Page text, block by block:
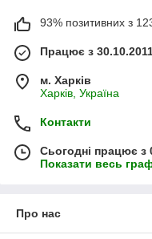
93% позитивних з 123
Працює з
м. Харків
Харків, Україна
Контакти
Сьогодні працює з
Показати весь
Про нас